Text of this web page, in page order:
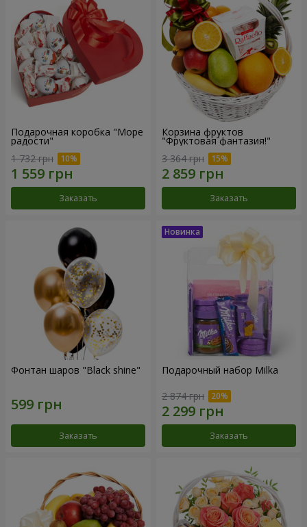
Подарочная коробка "Море
радости"
1 732 грн
Заказать
Корзина фруктов
"Фруктовая фантазия!"
3 364 грн
Заказать
Фонтан шаров "Black shine"
Заказать
Подарочный набор Milka
2 874 грн
Заказать